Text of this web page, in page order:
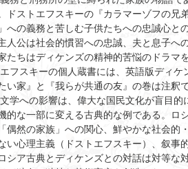
ドストエフスキーの『カラマーゾフの兄
への義務と苦しむ子供たちへの忠誠心と
人公は社会的慣習への忠誠、夫と息子へ
たちはディケンズの精神的苦悩のドラマ
フスキーの個人蔵書には、英語版ディ
い家』と『我らが共通の友』の巻は注釈
学への影響は、偉大な国民文化が盲目
的な一部に変える古典的な例である。ロ
偶然の家族」への関心、鮮やかな社会的
い心理主義（ドストエフスキー）、叙事
シア古典とディケンズとの対話は対等な